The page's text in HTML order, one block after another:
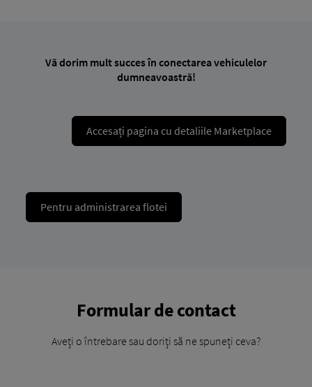
Vă dorim mult succes în conectarea vehiculelor
dumneavoastră!
Accesați pagina cu detaliile Marketplace
Pentru administrarea flotei
Formular de contact
Aveți o întrebare sau doriți să ne spuneți ceva?